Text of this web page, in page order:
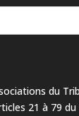
du
21 à 79 du